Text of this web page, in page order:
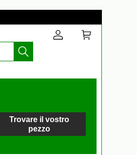
Trovare il vostro
pezzo